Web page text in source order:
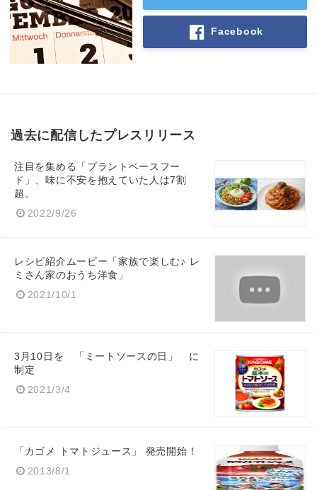
Facebook
過去に配信したプレスリリース
注目を集める「プラントベースフー
ド」、味に不安を抱えていた人は7割
超。
2022/9/26
レシピ紹介ムービー「家族で楽しむ♪ レ
ミさん家のおうち洋食」
2021/10/1
3月10日を 「ミートソースの日」 に
制定
2021/3/4
「カゴメ トマトジュース」 発売開始！
2013/8/1